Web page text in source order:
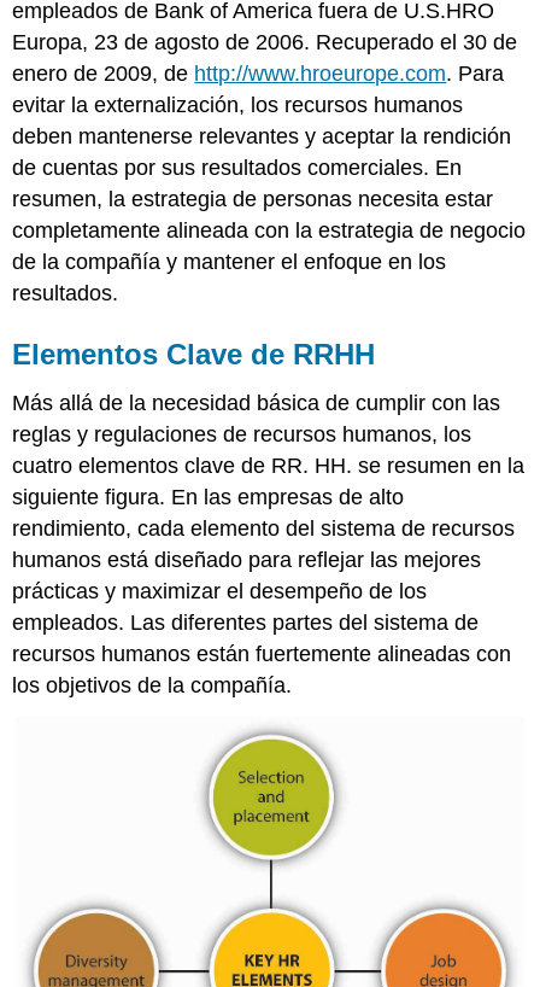
empleados de Bank of America fuera de U.S.HRO
Europa, 23 de agosto de 2006. Recuperado el 30 de
enero de 2009, de http://www.hroeurope.com. Para
evitar la externalización, los recursos humanos
deben mantenerse relevantes y aceptar la rendición
de cuentas por sus resultados comerciales. En
resumen, la estrategia de personas necesita estar
completamente alineada con la estrategia de negocio
de la compañía y mantener el enfoque en los
resultados.
Elementos Clave de RRHH
Más allá de la necesidad básica de cumplir con las
reglas y regulaciones de recursos humanos, los
cuatro elementos clave de RR. HH. se resumen en la
siguiente figura. En las empresas de alto
rendimiento, cada elemento del sistema de recursos
humanos está diseñado para reflejar las mejores
prácticas y maximizar el desempeño de los
empleados. Las diferentes partes del sistema de
recursos humanos están fuertemente alineadas con
los objetivos de la compañía.